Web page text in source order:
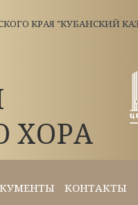
КРАЯ "КУБАНСКИЙ
ХОРА
КОНТАКТЫ